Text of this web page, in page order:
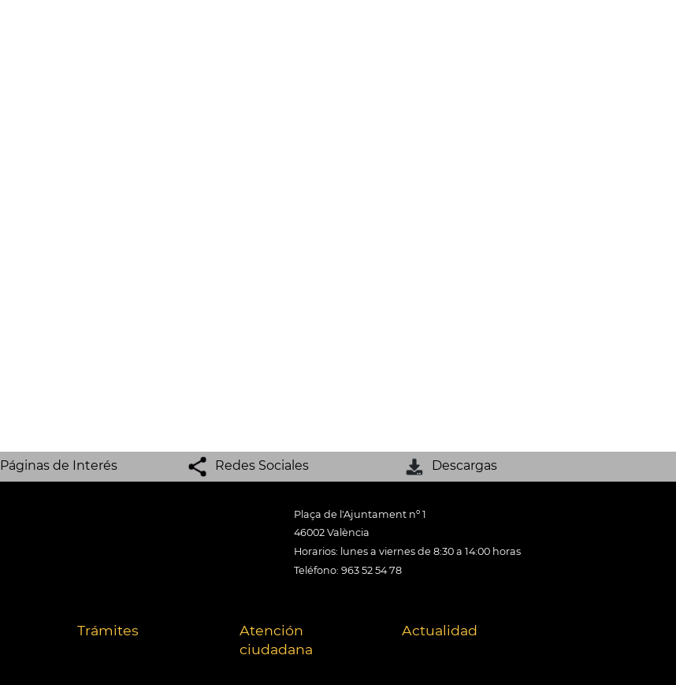
Páginas de Interés Redes Sociales Descargas
Plaça de l'Ajuntament nº 1
46002 València
Horarios: lunes a viernes de 8:30 a 14:00 horas
Teléfono: 963 52 54 78
Trámites
Atención
ciudadana
Actualidad